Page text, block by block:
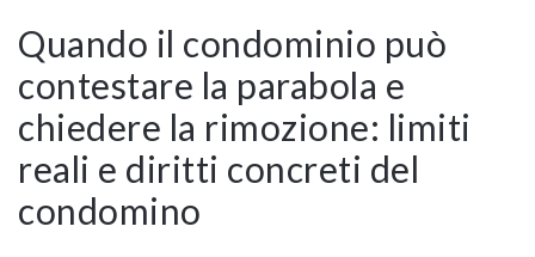
Quando il condominio può
contestare la parabola e
chiedere la rimozione: limiti
reali e diritti concreti del
condomino